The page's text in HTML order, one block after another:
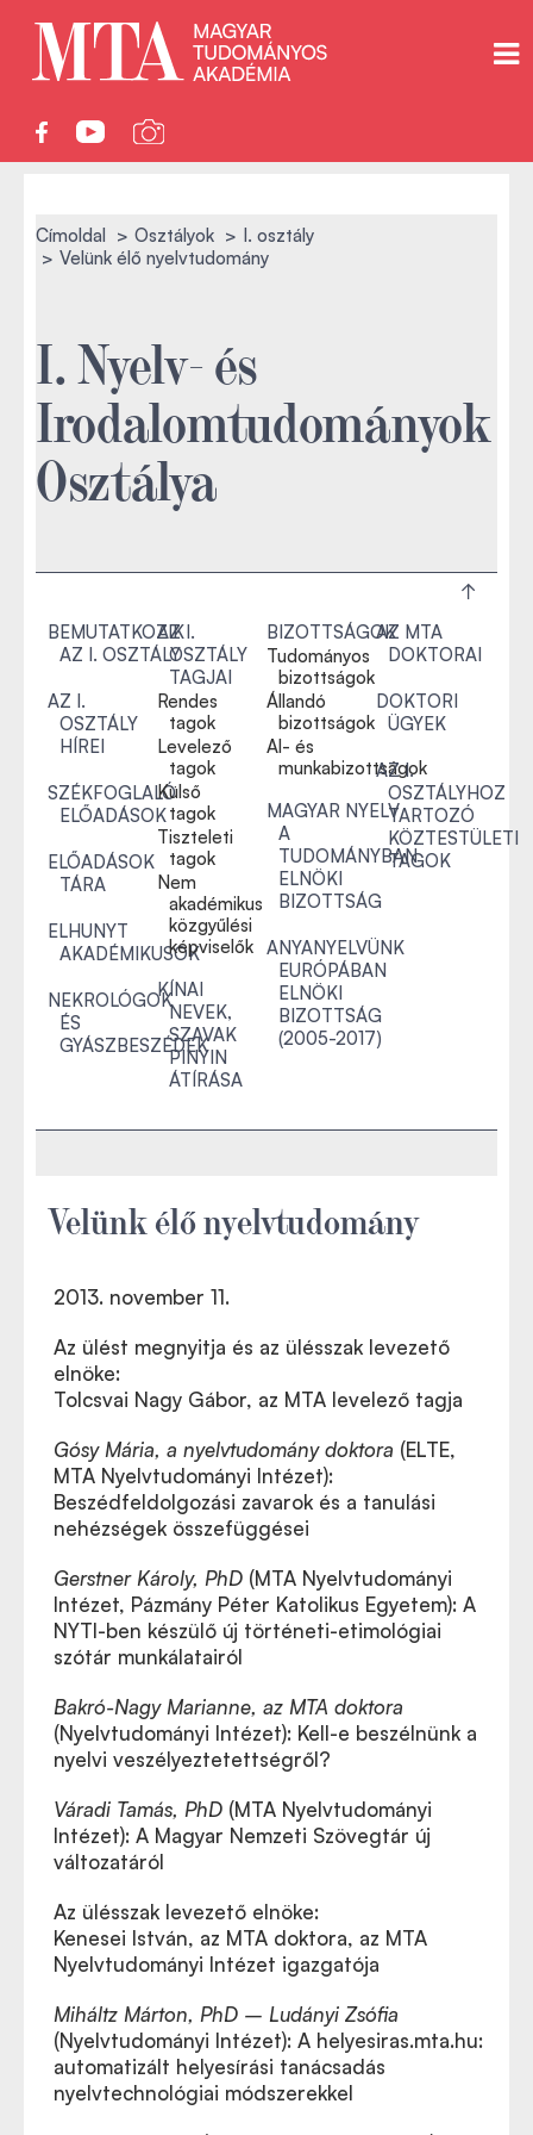
Címoldal Osztályok
I. osztály
Velünk élő nyelvtudomány
I. Nyelv- és
Irodalomtudományok
Osztálya
BEMUTATKOZIK
AZ I. OSZTÁLY
AZ I.
OSZTÁLY
HÍREI
SZÉKFOGLALÓ
ELŐADÁSOK
ELŐADÁSOK
TÁRA
ELHUNYT
AKADÉMIKUSOK
NEKROLÓGOK
ÉS
GYÁSZBESZÉDEK
AZ I.
OSZTÁLY
TAGJAI
Rendes
tagok
Levelező
tagok
Külső
tagok
Tiszteleti
tagok
Nem
akadémikus
közgyűlési
képviselők
KÍNAI
NEVEK,
SZAVAK
PINYIN
ÁTÍRÁSA
BIZOTTSÁGOK
Tudományos
bizottságok
Állandó
bizottságok
Al- és
munkabizottságok
MAGYAR NYELV
A
TUDOMÁNYBAN
ELNÖKI
BIZOTTSÁG
ANYANYELVÜNK
EURÓPÁBAN
ELNÖKI
BIZOTTSÁG
(2005-2017)
AZ MTA
DOKTORAI
DOKTORI
ÜGYEK
AZ I.
OSZTÁLYHOZ
TARTOZÓ
KÖZTESTÜLETI
TAGOK
Velünk élő nyelvtudomány
2013. november 11.
Az ülést megnyitja és az ülésszak levezető
elnöke:
Tolcsvai Nagy Gábor, az MTA levelező tagja
Gósy Mária, a nyelvtudomány doktora (ELTE,
MTA Nyelvtudományi Intézet):
Beszédfeldolgozási zavarok és a tanulási
nehézségek összefüggései
Gerstner Károly, PhD (MTA Nyelvtudományi
Intézet, Pázmány Péter Katolikus Egyetem): A
NYTI-ben készülő új történeti-etimológiai
szótár munkálatairól
Bakró-Nagy Marianne, az MTA doktora
(Nyelvtudományi Intézet): Kell-e beszélnünk a
nyelvi veszélyeztetettségről?
Váradi Tamás, PhD (MTA Nyelvtudományi
Intézet): A Magyar Nemzeti Szövegtár új
változatáról
Az ülésszak levezető elnöke:
Kenesei István, az MTA doktora, az MTA
Nyelvtudományi Intézet igazgatója
Miháltz Márton, PhD – Ludányi Zsófia
(Nyelvtudományi Intézet): A helyesiras.mta.hu:
automatizált helyesírási tanácsadás
nyelvtechnológiai módszerekkel